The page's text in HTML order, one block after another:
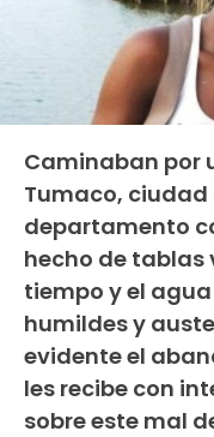
Caminaban por
Tumaco, ciudad
departamento
hecho de tablas
tiempo y el
humildes y
evidente el
les recibe con
sobre este mal